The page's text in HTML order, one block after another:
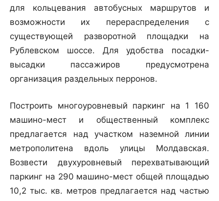
для кольцевания автобусных маршрутов и
возможности их перераспределения с
существующей разворотной площадки на
Рублевском шоссе. Для удобства посадки-
высадки пассажиров предусмотрена
организация раздельных перронов.
Построить многоуровневый паркинг на 1 160
машино-мест и общественный комплекс
предлагается над участком наземной линии
метрополитена вдоль улицы Молдавская.
Возвести двухуровневый перехватывающий
паркинг на 290 машино-мест общей площадью
10,2 тыс. кв. метров предлагается над частью